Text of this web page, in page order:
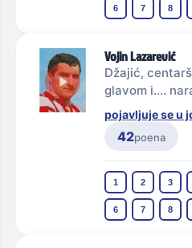
6 7 8
Vojin Lazarević
Džajić,
glavom i....
pojavljuje se u
42poena
1 2 3
6 7 8